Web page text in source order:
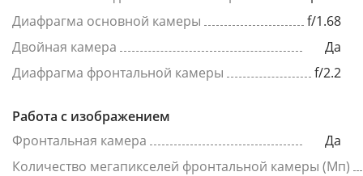
Диафрагма основной камеры
f/1.68
Двойная камера
Да
Диафрагма фронтальной камеры
f/2.2
Работа с изображением
Фронтальная камера
Да
Количество мегапикселей фронтальной камеры (Мп)